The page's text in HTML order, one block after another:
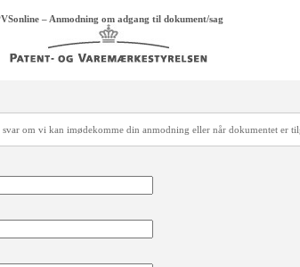
– Anmodning om adgang til dokument/sag
om vi kan imødekomme din anmodning eller når dokumentet er